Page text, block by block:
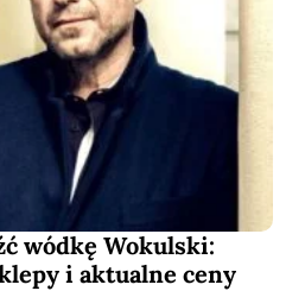
wódkę Wokulski:
i aktualne ceny